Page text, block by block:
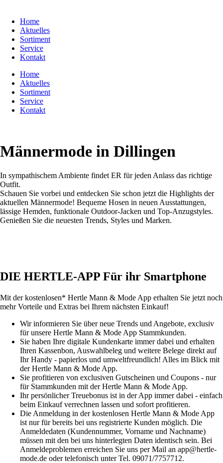
Home
Aktuelles
Sortiment
Service
Kontakt
Home
Aktuelles
Sortiment
Service
Kontakt
Männermode in Dillingen
In sympathischem Ambiente findet ER für jeden Anlass das richtige
Outfit.
Schauen Sie vorbei und entdecken Sie schon jetzt die Highlights der
aktuellen Männermode! Bequeme Hosen in neuen Ausstattungen,
lässige Hemden, funktionale Outdoor-Jacken und Top-Anzugstyles.
Genießen Sie die neuesten Trends, Styles und Marken.
DIE HERTLE-APP Für ihr Smartphone
Mit der kostenlosen* Hertle Mann & Mode App erhalten Sie jetzt noch
mehr Vorteile und Extras bei Ihrem nächsten Einkauf!
Wir informieren Sie über neue Trends und Angebote, exclusiv
für unsere Hertle Mann & Mode App Stammkunden.
Sie haben Ihre digitale Kundenkarte immer dabei und erhalten
Ihren Kassenbon, Auswahlbeleg und weitere Belege direkt auf
Ihr Handy - papierlos und umweltfreundlich! Alles im Blick mit
der Hertle Mann & Mode App.
Sie profitieren von exclusiven Gutscheinen und Coupons - nur
für Stammkunden mit der Hertle Mann & Mode App.
Ihr persönlicher Treuebonus ist in der App immer dabei - einfach
beim Einkauf verrechnen lassen und sofort profitieren.
Die Anmeldung in der kostenlosen Hertle Mann & Mode App
ist nur für bereits bei uns registrierte Kunden möglich. Die
Anmeldedaten (Kundennummer, Vorname und Nachname)
müssen mit den bei uns hinterlegten Daten identisch sein. Bei
Anmeldeproblemen erreichen Sie uns per Mail an app@hertle-
mode.de oder telefonisch unter Tel. 09071/7757712.